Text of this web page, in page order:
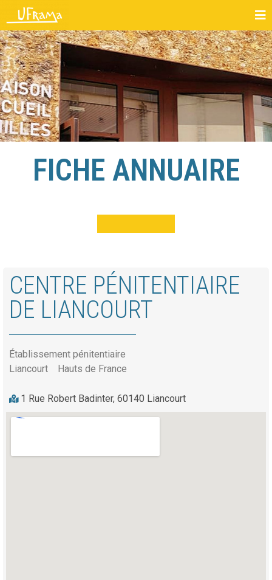
FICHE ANNUAIRE
CENTRE PÉNITENTIAIRE
DE LIANCOURT
Établissement pénitentiaire
Liancourt
Hauts de France
1 Rue Robert Badinter, 60140 Liancourt